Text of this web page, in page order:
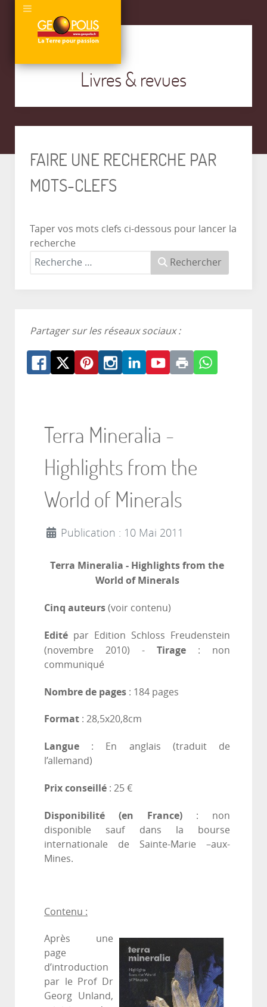
Livres & revues
FAIRE UNE RECHERCHE PAR
MOTS-CLEFS
Taper vos mots clefs ci-dessous pour lancer la
recherche
Rechercher
Partager sur les réseaux sociaux :
Terra Mineralia -
Highlights from the
World of Minerals
Publication : 10 Mai 2011
Terra Mineralia - Highlights from the
World of Minerals
Cinq auteurs (voir contenu)
Edité par Edition Schloss Freudenstein
(novembre 2010) - Tirage
: non
communiqué
Nombre de pages : 184 pages
Format : 28,5x20,8cm
Langue
: En anglais (traduit de
l’allemand)
Prix conseillé : 25 €
Disponibilité (en France) : non
disponible sauf dans la bourse
internationale de Sainte-Marie –aux-
Mines.
Contenu :
Après une
page
d’introduction
par le Prof Dr
Georg Unland,